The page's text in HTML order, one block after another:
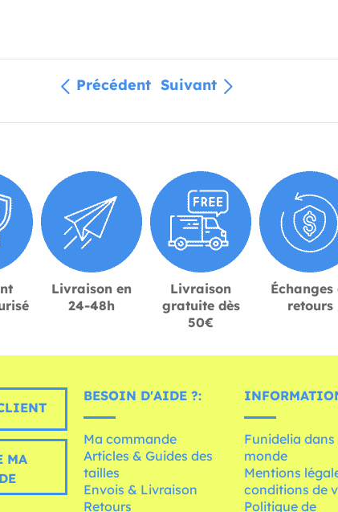
Précédent Suivant
Livraison en
24-48h
Livraison
gratuite dès
50€
Échanges
retours
MA
BESOIN D'AIDE ?:
Ma commande
Articles & Guides des
tailles
Envois & Livraison
Retours
Funidelia dans
monde
Mentions
conditions de
Politique de